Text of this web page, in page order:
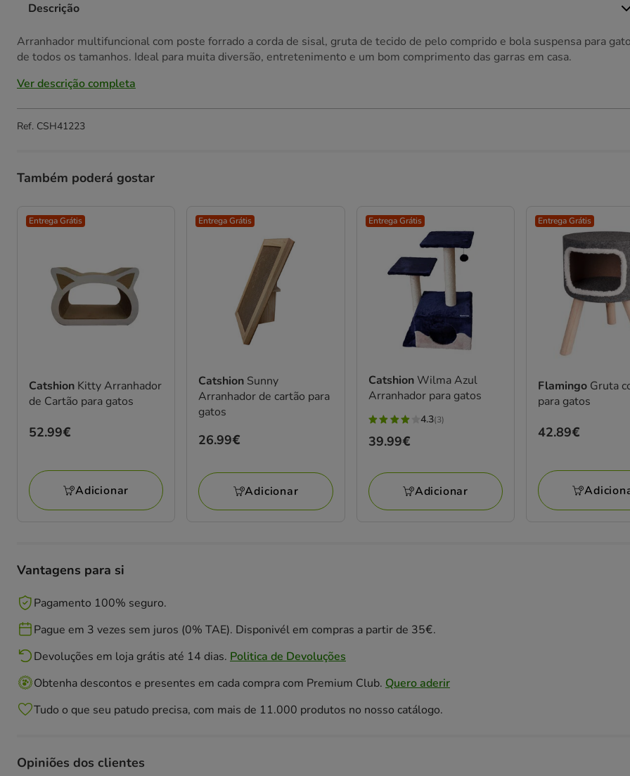
Descrição
Arranhador multifuncional com poste forrado a corda de sisal, gruta de tecido de pelo comprido e bola suspensa para
de todos os tamanhos. Ideal para muita diversão, entretenimento e um bom comprimento das garras em casa.
Ver descrição completa
Ref. CSH41223
Também poderá gostar
Entrega Grátis
Catshion Kitty Arranhador
de Cartão para gatos
Preço
52.99€
Adicionar
Entrega Grátis
Catshion Sunny
Arranhador de cartão para
gatos
Preço
26.99€
Adicionar
Entrega Grátis
Catshion Wilma Azul
Arranhador para gatos
4.3
estrelas
3
avaliações
4.3(3)
Preço
39.99€
Adicionar
Entrega Grátis
Flamingo Gruta
para gatos
Preço
42.89€
Vantagens para si
Pagamento 100% seguro.
Pague em 3 vezes sem juros (0% TAE). Disponivél em compras a partir de 35€.
Devoluções em loja grátis até 14 dias. Politica de Devoluções
Obtenha descontos e presentes em cada compra com Premium Club. Quero aderir
Tudo o que seu patudo precisa, com mais de 11.000 produtos no nosso catálogo.
Opiniões dos clientes